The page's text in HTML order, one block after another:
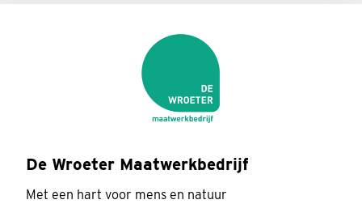
De Wroeter Maatwerkbedrijf
Met een hart voor mens en natuur